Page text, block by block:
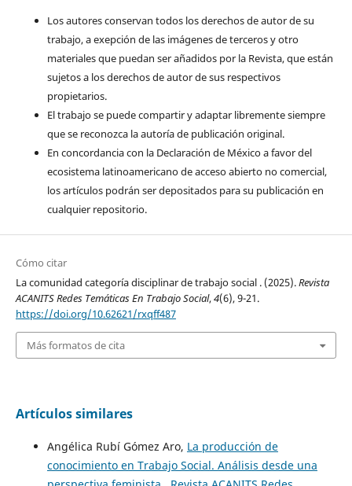
Los autores conservan todos los derechos de autor de su
trabajo, a exepción de las imágenes de terceros y otro
materiales que puedan ser añadidos por la Revista, que están
sujetos a los derechos de autor de sus respectivos
propietarios.
El trabajo se puede compartir y adaptar libremente siempre
que se reconozca la autoría de publicación original.
En concordancia con la Declaración de México a favor del
ecosistema latinoamericano de acceso abierto no comercial,
los artículos podrán ser depositados para su publicación en
cualquier repositorio.
Cómo citar
La comunidad categoría disciplinar de trabajo social . (2025).Revista
ACANITS Redes Temáticas En Trabajo Social,4(6), 9-21.
https://doi.org/10.62621/rxqff487
Más formatos de cita
Artículos similares
Angélica Rubí Gómez Aro, La producción de
conocimiento en Trabajo Social. Análisis desde una